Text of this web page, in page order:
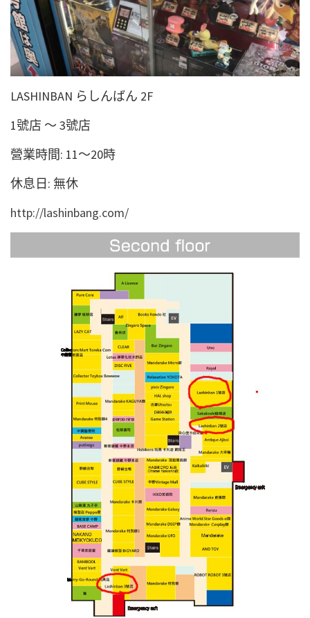
LASHINBAN らしんばん 2F
1號店 ～ 3號店
營業時間: 11～20時
休息日: 無休
http://lashinbang.com/